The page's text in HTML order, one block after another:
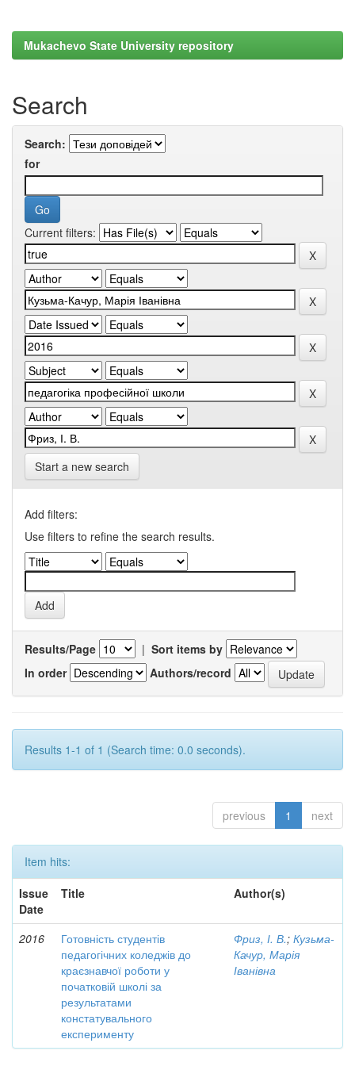
Mukachevo State University repository
Search
Search:
for
Current filters:
Start a new search
Add filters:
Use filters to refine the search results.
Results/Page | Sort items by
In order
Authors/record
Results 1-1 of 1 (Search time: 0.0 seconds).
previous 1 next
Item hits:
Issue
Date
Title Author(s)
2016
Готовність студентів
педагогічних коледжів до
краєзнавчої роботи у
початковій школі за
результатами
констатувального
експерименту
Фриз, І. В.; Кузьма-
Качур, Марія
Іванівна